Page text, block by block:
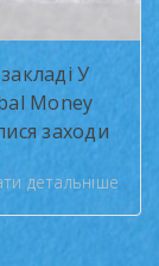
У
Money
заходи
Talks) —
детальніше